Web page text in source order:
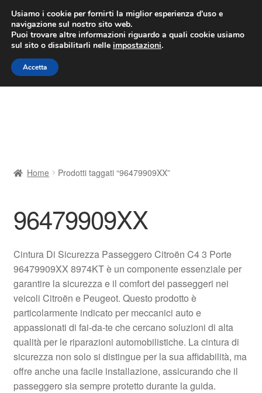
CONSEGNA da 7 EUR
Lun-Ven 9:00 - 16:00/800 580 290
Vai
alla
navigazione
Vai
al
contenuto
Contatto
Il mio account
Pagamenti
Politica sulla riservatezza
Procedura di Reclamo
Registratore di cassa
Home Prodotti taggati “96479909XX”
96479909XX
Cintura Di Sicurezza Passeggero Citroën C4 3 Porte
96479909XX 8974KT è un componente essenziale per
garantire la sicurezza e il comfort dei passeggeri nei
veicoli Citroën e Peugeot. Questo prodotto è
particolarmente indicato per meccanici auto e
appassionati di fai-da-te che cercano soluzioni di alta
qualità per le riparazioni automobilistiche. La cintura di
sicurezza non solo si distingue per la sua affidabilità, ma
offre anche una facile installazione, assicurando che il
passeggero sia sempre protetto durante la guida.
Usiamo i cookie per fornirti la miglior esperienza d'uso e
navigazione sul nostro sito web.
Puoi trovare altre informazioni riguardo a quali cookie usiamo
sul sito o disabilitarli nelle impostazioni.
Accetta